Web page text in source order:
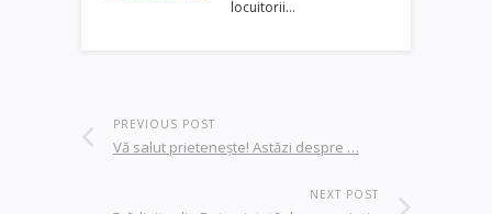
locuitorii…
PREVIOUS POST
Vă salut prieteneşte! Astăzi despre …
NEXT POST